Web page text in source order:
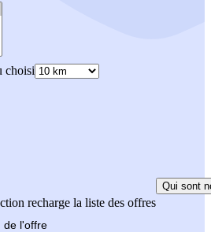
choisi
recharge la liste des offres
Qui sont
de l'offre